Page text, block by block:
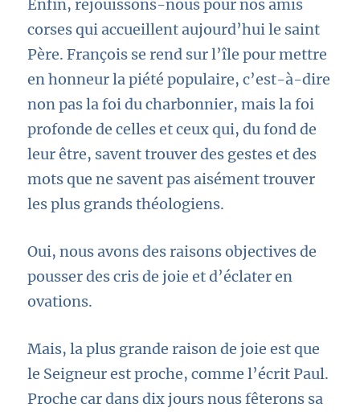
Enfin, réjouissons-nous pour nos amis
corses qui accueillent aujourd’hui le saint
Père. François se rend sur l’île pour mettre
en honneur la piété populaire, c’est-à-dire
non pas la foi du charbonnier, mais la foi
profonde de celles et ceux qui, du fond de
leur être, savent trouver des gestes et des
mots que ne savent pas aisément trouver
les plus grands théologiens.
Oui, nous avons des raisons objectives de
pousser des cris de joie et d’éclater en
ovations.
Mais, la plus grande raison de joie est que
le Seigneur est proche, comme l’écrit Paul.
Proche car dans dix jours nous fêterons sa